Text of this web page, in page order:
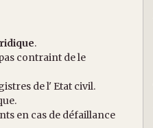
.
contraint de le
de l' Etat civil.
en cas de défaillance